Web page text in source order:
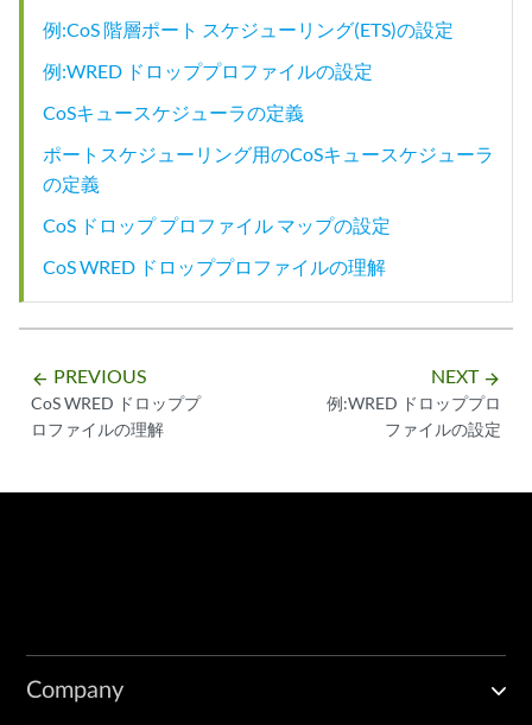
例:CoS 階層ポート スケジューリング(ETS)の設定
例:WRED ドロッププロファイルの設定
CoSキュースケジューラの定義
ポートスケジューリング用のCoSキュースケジューラ
の定義
CoS ドロップ プロファイル マップの設定
CoS WRED ドロッププロファイルの理解
arrow_backward PREVIOUS
CoS WRED ドロッププ
ロファイルの理解
NEXT arrow_forward
例:WRED ドロッププロ
ファイルの設定
Company